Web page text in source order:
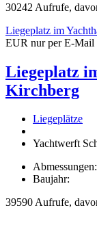
30242 Aufrufe,
Liegeplatz im
EUR nur per E-Mail
Liegeplatz
Kirchberg
Liegeplätze
Yachtwerft
Baujahr:
39590 Aufrufe,